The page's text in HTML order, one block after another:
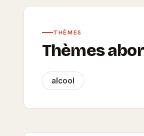
THÈMES
Thèmes
alcool